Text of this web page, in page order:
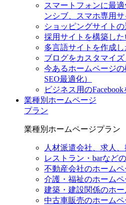
スマートフォンに最
ンシブ、スマホ専用サ
ショッピングサイト
採用サイトを構築した
多言語サイトを作成し
ブログをカスタマイ
今あるホームページ
SEO最適化）
ビジネス用の
業種別ホームページ
プラン
業種別ホームページプラン
人材派遣会社、求人
レストラン・barなど
不動産会社のホーム
介護・福祉のホーム
建築・建設関係のホ
中古車販売のホーム